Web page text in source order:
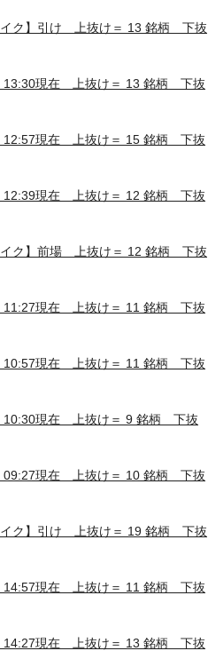
イク】引け 上抜け＝ 13 銘柄 下抜
13:30現在 上抜け＝ 13 銘柄 下抜
12:57現在 上抜け＝ 15 銘柄 下抜
12:39現在 上抜け＝ 12 銘柄 下抜
イク】前場 上抜け＝ 12 銘柄 下抜
11:27現在 上抜け＝ 11 銘柄 下抜
10:57現在 上抜け＝ 11 銘柄 下抜
10:30現在 上抜け＝ 9 銘柄 下抜
09:27現在 上抜け＝ 10 銘柄 下抜
イク】引け 上抜け＝ 19 銘柄 下抜
14:57現在 上抜け＝ 11 銘柄 下抜
14:27現在 上抜け＝ 13 銘柄 下抜